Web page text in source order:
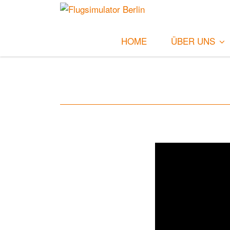
HOME ÜBER UNS